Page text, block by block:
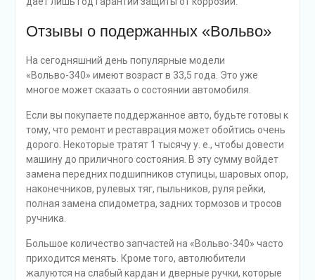
Отзывы о подержанных «Вольво»
На сегодняшний день популярные модели
«Вольво-340» имеют возраст в 33,5 года. Это уже
многое может сказать о состоянии автомобиля.
Если вы покупаете поддержанное авто, будьте готовы к
тому, что ремонт и реставрация может обойтись очень
дорого. Некоторые тратят 1 тысячу у. е., чтобы довести
машину до приличного состояния. В эту сумму войдет
замена передних подшипников ступицы, шаровых опор,
наконечников, рулевых тяг, пыльников, руля рейки,
полная замена спидометра, задних тормозов и тросов
ручника.
Большое количество запчастей на «Вольво-340» часто
приходится менять. Кроме того, автолюбители
жалуются на слабый кардан и дверные ручки, которые